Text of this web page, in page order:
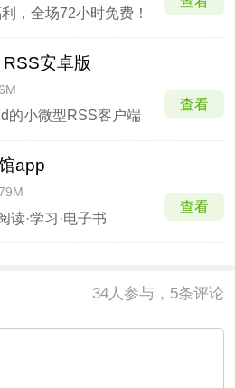
，全场72小时免费！
安卓版
的小微型RSS客户端
查看
app
读·学习·电子书
查看
34 人参与，5条评论